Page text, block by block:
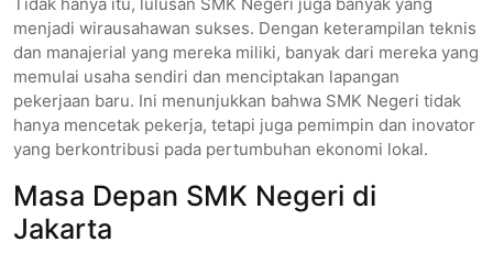
menjadi wirausahawan sukses. Dengan keterampilan teknis
dan manajerial yang mereka miliki, banyak dari mereka yang
memulai usaha sendiri dan menciptakan lapangan
pekerjaan baru. Ini menunjukkan bahwa SMK Negeri tidak
hanya mencetak pekerja, tetapi juga pemimpin dan inovator
yang berkontribusi pada pertumbuhan ekonomi lokal.
Masa Depan SMK Negeri di
Jakarta